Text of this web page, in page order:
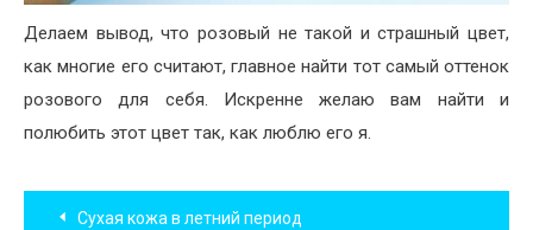
Делаем вывод, что розовый не такой и страшный цвет,
как многие его считают, главное найти тот самый оттенок
розового для себя. Искренне желаю вам найти и
полюбить этот цвет так, как люблю его я.
Навигация
Сухая кожа в летний период